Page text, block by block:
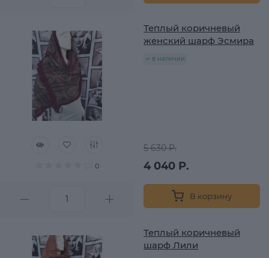
0
Теплый коричневый
женский шарф Эсмира
в наличии
5 630 Р.
4 040 Р.
В корзину
Теплый коричневый
шарф Лили